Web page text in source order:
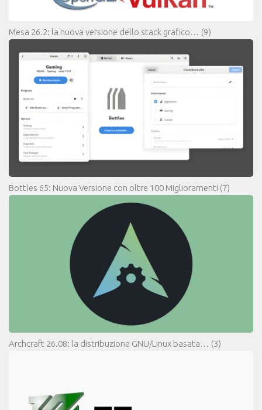
Mesa 26.2: la nuova versione dello stack grafico… (9)
Bottles 65: Nuova Versione con oltre 100 Miglioramenti (7)
Archcraft 26.08: la distribuzione GNU/Linux basata… (3)